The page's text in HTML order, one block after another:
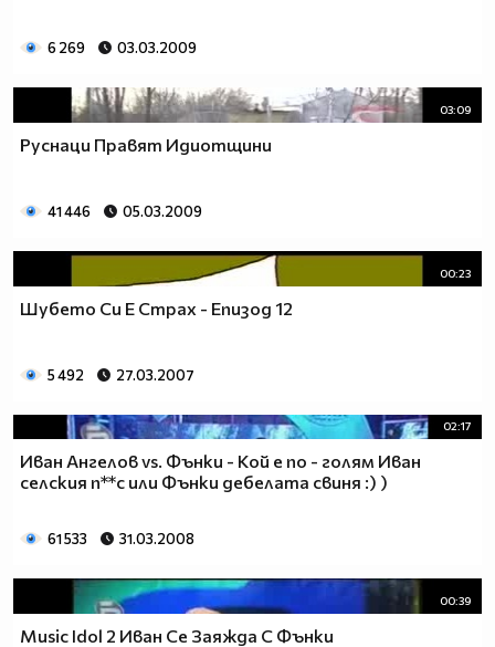
6 269 03.03.2009
03:09
Руснаци Правят Идиотщини
41 446 05.03.2009
00:23
Шубето Си Е Страх - Епизод 12
5 492 27.03.2007
02:17
Иван Ангелов vs. Фънки - Кой е по - голям Иван
селския п**с или Фънки дебелата свиня :) )
61 533 31.03.2008
00:39
Music Idol 2 Иван Се Заяжда С Фънки